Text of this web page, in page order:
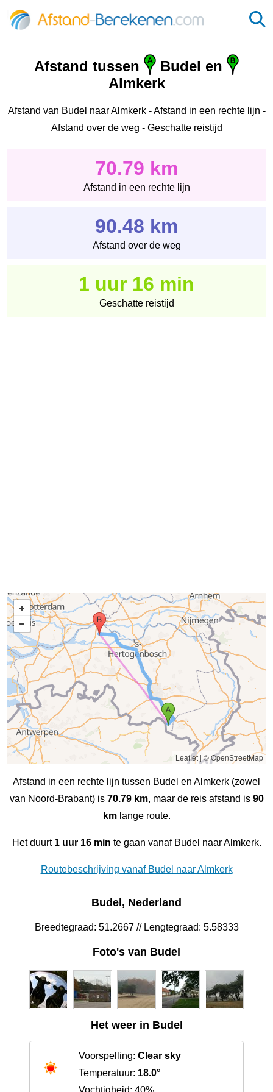
Afstand tussen
Budel en
Almkerk
Afstand van Budel naar Almkerk - Afstand in een rechte lijn -
Afstand over de weg - Geschatte reistijd
70.79 km
Afstand in een rechte lijn
90.48 km
Afstand over de weg
1 uur 16 min
Geschatte reistijd
Leaflet|© OpenStreetMap
Afstand in een rechte lijn tussen Budel en Almkerk (zowel
van Noord-Brabant) is 70.79 km, maar de reis afstand is 90
kmlange route.
Het duurt 1 uur 16 min te gaan vanaf Budel naar Almkerk.
Routebeschrijving vanaf Budel naar Almkerk
Budel, Nederland
Breedtegraad: 51.2667 // Lengtegraad: 5.58333
Foto's van Budel
Het weer in Budel
Voorspelling: Clear sky
Temperatuur: 18.0°